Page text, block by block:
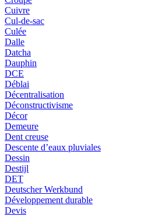
Cuivre
Cul-de-sac
Culée
Dalle
Datcha
Dauphin
DCE
Déblai
Décentralisation
Déconstructivisme
Décor
Demeure
Dent creuse
Descente d’eaux pluviales
Dessin
Destijl
DET
Deutscher Werkbund
Développement durable
Devis